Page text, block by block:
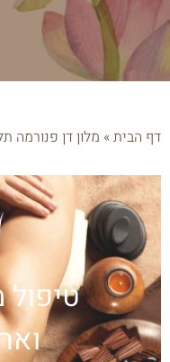
דף הבית» מלון דן פנורמה
טיפול